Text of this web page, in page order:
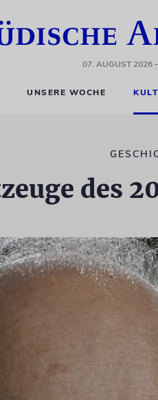
07. AUGUST 2026
UNSERE WOCHE
des